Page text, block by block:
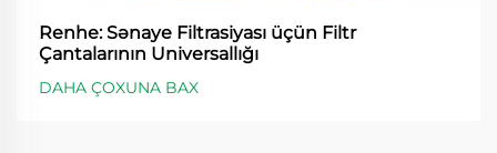
Renhe: Sənaye Filtrasiyası üçün Filtr
Çantalarının Universallığı
DAHA ÇOXUNA BAX